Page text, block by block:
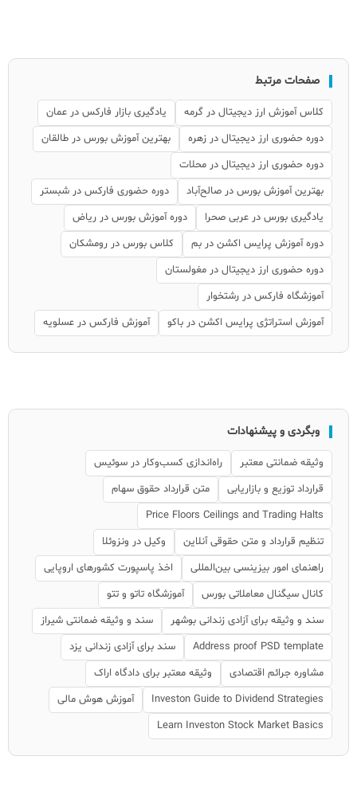
صفحات مرتبط
کلاس آموزش ارز دیجیتال در گرمه
یادگیری بازار فارکس در عمان
دوره حضوری ارز دیجیتال در زهره
بهترین آموزش بورس در طالقان
دوره حضوری ارز دیجیتال در محلات
بهترین آموزش بورس در صالح‌آباد
دوره حضوری فارکس در شبستر
یادگیری بورس در عربی صحرا
دوره آموزش بورس در ریاض
دوره آموزش پرایس اکشن در بم
کلاس بورس در رومشکان
دوره حضوری ارز دیجیتال در مغولستان
آموزشگاه فارکس در رشتخوار
آموزش استراتژی پرایس اکشن در باکو
آموزش فارکس در عسلویه
وبگردی و پیشنهادات
وثیقه ضمانتی معتبر
راه‌اندازی کسب‌وکار در سوئیس
قرارداد توزیع و بازاریابی
متن قرارداد حقوق سهام
Price Floors Ceilings and Trading Halts
تنظیم قرارداد و متن حقوقی آنلاین
وکیل در ونزوئلا
راهنمای امور بیزینسی بین‌المللی
اخذ پاسپورت کشورهای اروپایی
کانال سیگنال معاملاتی بورس
آموزشگاه تاتو و تتو
سند و وثیقه برای آزادی زندانی بوشهر
سند و وثیقه ضمانتی شیراز
Address proof PSD template
سند برای آزادی زندانی یزد
مشاوره جرائم اقتصادی
وثیقه معتبر برای دادگاه اراک
Investon Guide to Dividend Strategies
آموزش هوش مالی
Learn Investon Stock Market Basics